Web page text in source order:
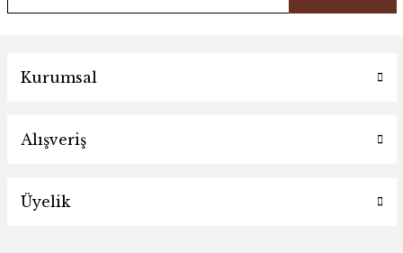
Kurumsal
Alışveriş
Üyelik